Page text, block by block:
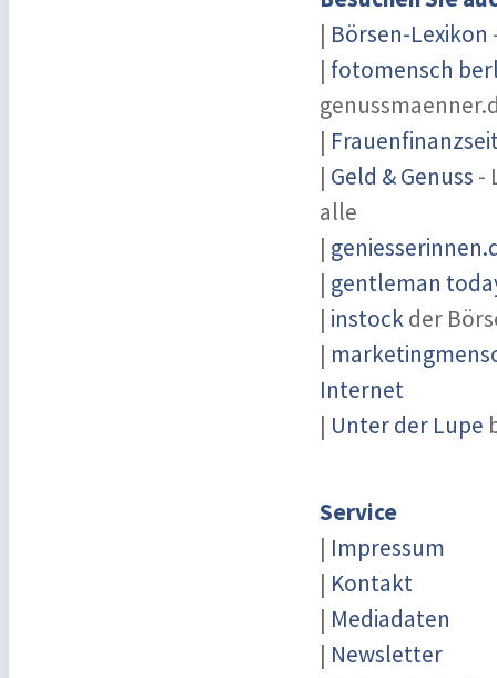
| Börsen-Lexikon
| fotomensch
|
| Geld & Genuss -
alle
|
| gentleman
| instockder
|
Internet
| Unter der Lupe
Service
| Impressum
| Kontakt
| Mediadaten
| Newsletter